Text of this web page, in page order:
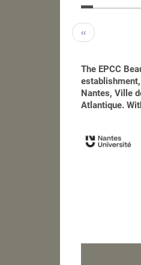
‹‹
The EPCC
Nantes, Ville
Atlantique.